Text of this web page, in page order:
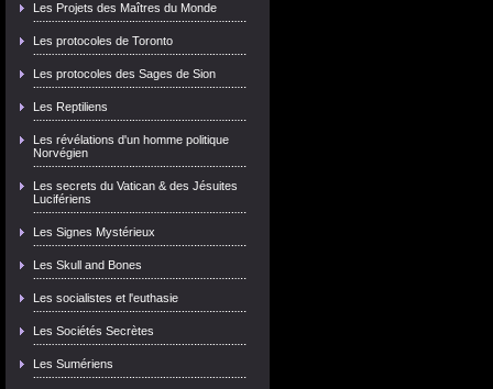
Les Projets des Maîtres du Monde
Les protocoles de Toronto
Les protocoles des Sages de Sion
Les Reptiliens
Les révélations d'un homme politique
Norvégien
Les secrets du Vatican & des Jésuites
Lucifériens
Les Signes Mystérieux
Les Skull and Bones
Les socialistes et l'euthasie
Les Sociétés Secrètes
Les Sumériens